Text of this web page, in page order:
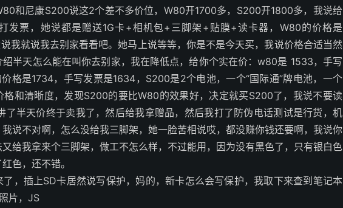
和尼康S200说这2个差不多价位，W80开1700多，S200开1800多，我说给
发票，她说都是赠送1G卡+相机包+三脚架+贴膜+读卡器，W80的价格是
我就说我去别家看看吧。她马上说等等，你是不是今天买，我说价格合适当然
半天怎么能在叫你去别家，我在降低点，给你个实在价：w80是 1533，手写
格是1734，手写发票是1634，S200是2个电池，一个“国际通”牌电池，一个
格和清晰度，发现S200的要比W80的效果好，决定就买S200了，我说不要读
了半天价终于卖我了，然后给我拿赠品，然后我打了防伪电话测试是行货，机
说不对啊，怎么没给我三脚架，她一脸苦相说哎，都没赚你钱还要啊，我说你
给我拿来个三脚架，做工不怎么样，不过能用，因为没有黑色了，只有银白色
色，还不错。
，插上SD卡居然说写保护，妈的，新卡怎么会写保护，我取下来查到笔记本
片，JS